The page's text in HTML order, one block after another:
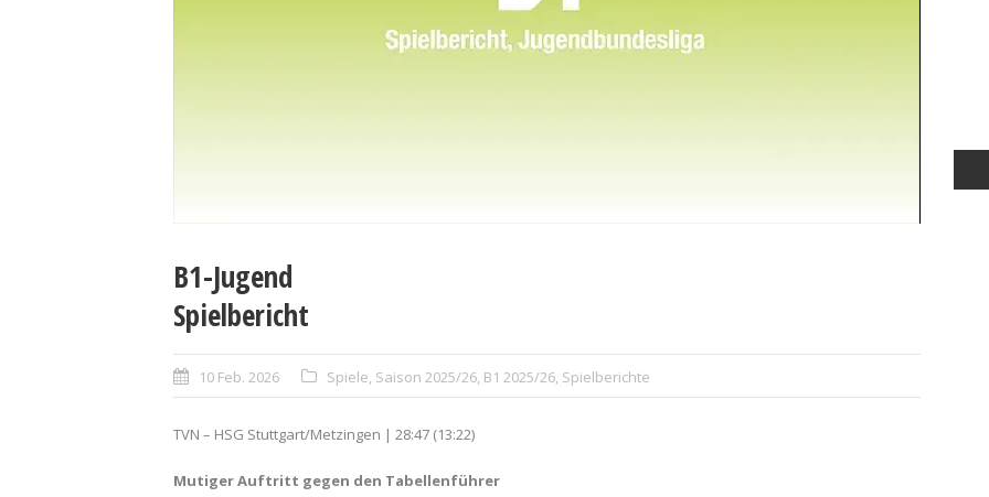
B1-Jugend
Spielbericht
10 Feb. 2026 Spiele, Saison 2025/26, B1 2025/26, Spielberichte
TVN – HSG Stuttgart/Metzingen | 28:47 (13:22)
Mutiger Auftritt gegen den Tabellenführer